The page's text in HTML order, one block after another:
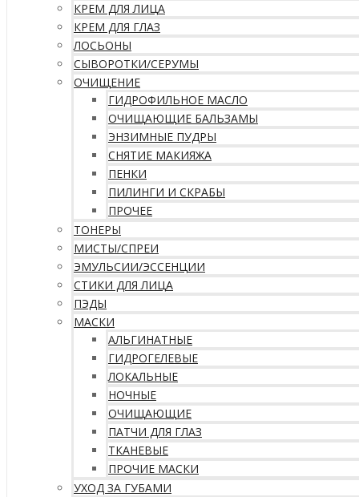
КРЕМ ДЛЯ ЛИЦА
КРЕМ ДЛЯ ГЛАЗ
ЛОСЬОНЫ
СЫВОРОТКИ/СЕРУМЫ
ОЧИЩЕНИЕ
ГИДРОФИЛЬНОЕ МАСЛО
ОЧИЩАЮЩИЕ БАЛЬЗАМЫ
ЭНЗИМНЫЕ ПУДРЫ
СНЯТИЕ МАКИЯЖА
ПЕНКИ
ПИЛИНГИ И СКРАБЫ
ПРОЧЕЕ
ТОНЕРЫ
МИСТЫ/СПРЕИ
ЭМУЛЬСИИ/ЭССЕНЦИИ
СТИКИ ДЛЯ ЛИЦА
ПЭДЫ
МАСКИ
АЛЬГИНАТНЫЕ
ГИДРОГЕЛЕВЫЕ
ЛОКАЛЬНЫЕ
НОЧНЫЕ
ОЧИЩАЮЩИЕ
ПАТЧИ ДЛЯ ГЛАЗ
ТКАНЕВЫЕ
ПРОЧИЕ МАСКИ
УХОД ЗА ГУБАМИ